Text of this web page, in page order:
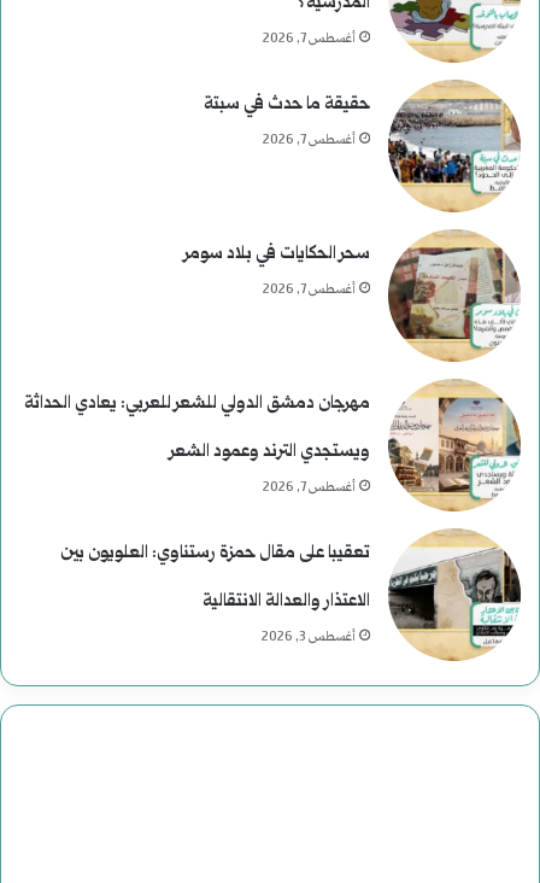
أغسطس 7, 2026
حقيقة ما حدث في سبتة
أغسطس 7, 2026
سحر الحكايات في بلاد سومر
أغسطس 7, 2026
مهرجان دمشق الدولي للشعر للعربي: يعادي الحداثة
ويستجدي الترند وعمود الشعر
أغسطس 7, 2026
تعقيبا على مقال حمزة رستناوي: العلويون بين
الاعتذار والعدالة الانتقالية
أغسطس 3, 2026